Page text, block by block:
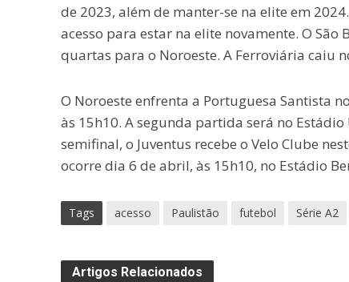
de 2023, além de manter-se na elite em
acesso para estar na elite novamente. O
quartas para o Noroeste. A Ferroviária caiu
O Noroeste enfrenta a Portuguesa Santista
às 15h10. A segunda partida será no
semifinal, o Juventus recebe o Velo Clube
ocorre dia 6 de abril, às 15h10, no Estádio
Tags acesso Paulistão futebol Série A2
Artigos Relacionados